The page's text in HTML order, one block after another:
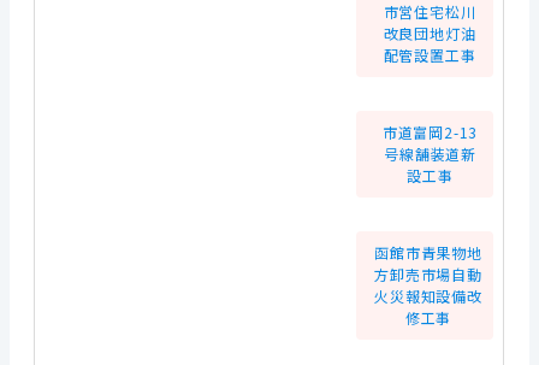
市営住宅松川
改良団地灯油
配管設置工事
市道富岡2-13
号線舗装道新
設工事
函館市青果物地
方卸売市場自動
火災報知設備改
修工事